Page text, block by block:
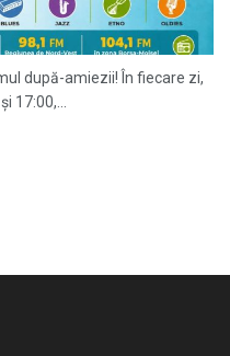
după-amiezii! În fiecare zi,
17:00,...